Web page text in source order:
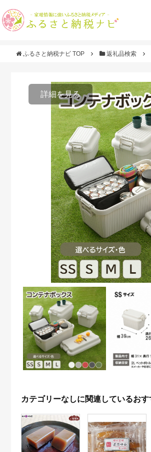
ふるさと納税ナビ TOP 返礼品検索
詳細を見る
カテゴリーなしに関連しているお